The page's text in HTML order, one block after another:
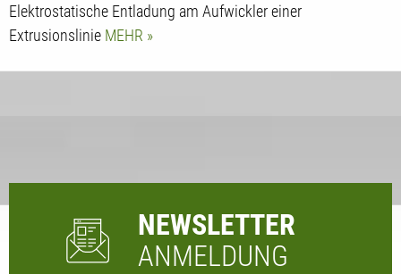
Elektrostatische Entladung am Aufwickler einer
Extrusionslinie MEHR
NEWSLETTER
ANMELDUNG